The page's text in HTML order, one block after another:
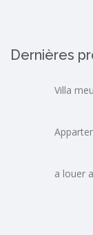
Dernières
Villa
a louer